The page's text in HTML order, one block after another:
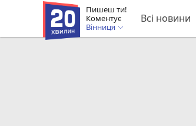
Пишеш ти!
Коментує
Вінниця
Всі новини